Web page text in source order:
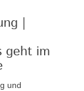
|
geht im
und